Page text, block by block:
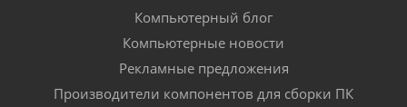
Компьютерный блог
Компьютерные новости
Рекламные предложения
Производители компонентов для сборки ПК